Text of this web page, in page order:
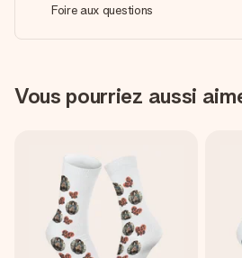
Foire aux questions
Vous pourriez aussi